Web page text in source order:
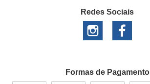
Redes Sociais
Formas de Pagamento